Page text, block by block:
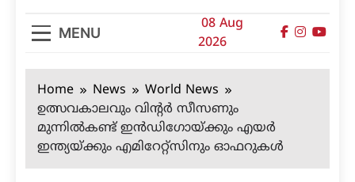
മലയാളിപത്രം
MENU
08 Aug
2026
Home News
World News
ഉത്സവകാലവും വിന്റര്‍ സീസണും
മുന്നില്‍കണ്ട് ഇന്‍ഡിഗോയ്ക്കും എയര്‍
ഇന്ത്യയ്ക്കും എമിറേറ്റ്‌സിനും ഓഫറുകള്‍